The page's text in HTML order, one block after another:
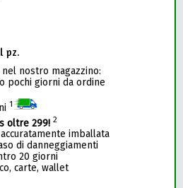
pz.
nostro magazzino:
pochi giorni da ordine
1
oltre 299! 2
imballata
di danneggiamenti
20 giorni
carte, wallet